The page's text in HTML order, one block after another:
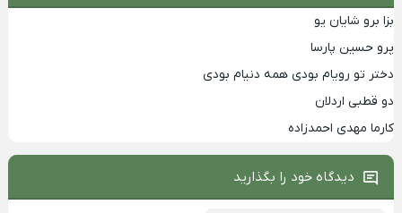
بزا برو شایان یو
پرو حسین پارسا
دختر تو رویام بودی همه دنیام بودی
دو قطبی اردلان
کارما مهدی احمدزاده
دیدگاه خود را بگذارید